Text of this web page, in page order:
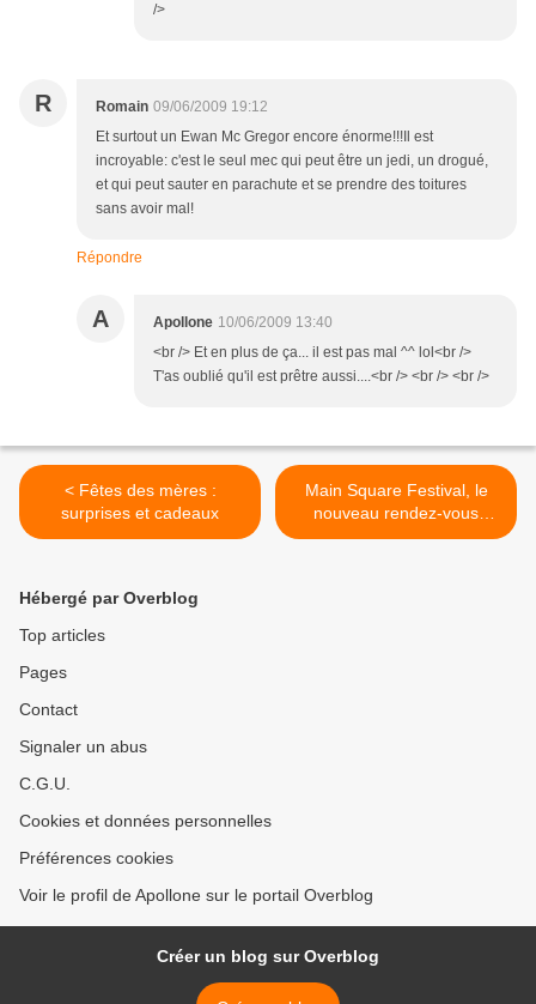
/>
R Romain 09/06/2009 19:12
Et surtout un Ewan Mc Gregor encore énorme!!!Il est
incroyable: c'est le seul mec qui peut être un jedi, un drogué,
et qui peut sauter en parachute et se prendre des toitures
sans avoir mal!
Répondre
A Apollone 10/06/2009 13:40
<br /> Et en plus de ça... il est pas mal ^^ lol<br />
T'as oublié qu'il est prêtre aussi....<br /> <br /> <br />
< Fêtes des mères :
surprises et cadeaux
Main Square Festival, le
nouveau rendez-vous
incontournable >
Hébergé par Overblog
Top articles
Pages
Contact
Signaler un abus
C.G.U.
Cookies et données personnelles
Préférences cookies
Voir le profil de Apollone sur le portail Overblog
Créer un blog sur Overblog